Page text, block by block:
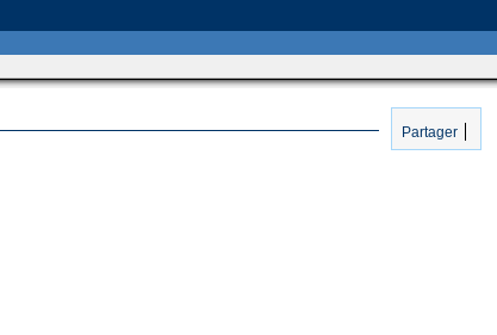
Partager